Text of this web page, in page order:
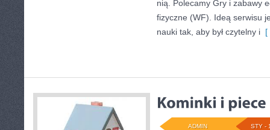
nią. Polecamy Gry i zabawy
fizyczne (WF). Ideą serwisu
nauki tak, aby był czytelny i [
STY -
ADMIN